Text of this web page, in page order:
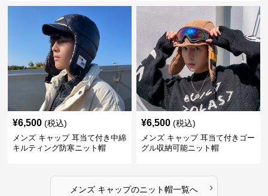
¥6,500 (税込)
メンズ キャップ 耳当て付き中綿
キルティング防寒ニット帽
¥6,500 (税込)
メンズ キャップ 耳当て付きゴー
グル収納可能ニット帽
メンズ キャップのニット帽一覧へ ›